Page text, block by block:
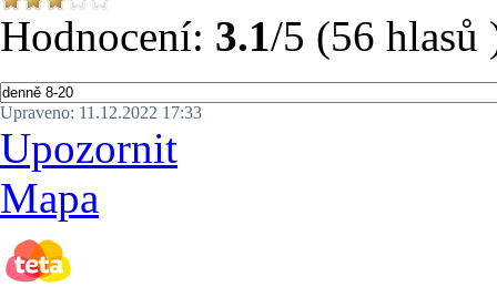
Hodnocení: 3.1/5 (56 hlasů
Upraveno: 11.12.2022 17:33
Upozornit
Mapa